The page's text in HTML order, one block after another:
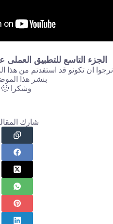
الجزء التاسع للتطبيق
نرجوا ان تكونو قد استفدتم من هذا
بنشر هذا
وشكرا 🙂
شارك